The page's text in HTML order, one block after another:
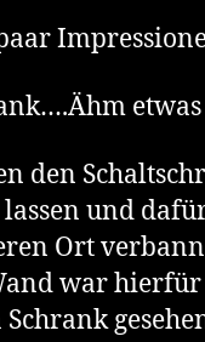
den
und
Ort
war